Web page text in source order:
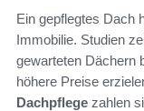
Ein gepflegtes Dach
Immobilie. Studien
gewarteten Dächern
höhere Preise
Dachpflege zahlen